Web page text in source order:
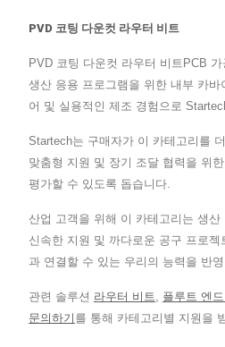
PVD 코팅 다운컷 라우터 비트
PVD 코팅 다운컷 라우터 비트PCB
생산 응용 프로그램을 위한 내부 카
어 및 실용적인 제조 경험으로
Startech는 구매자가 이 카테고리를
맞춤형 지원 및 장기 조달 협력을 위
평가할 수 있도록 돕습니다.
산업 고객을 위해 이 카테고리는 생산
신속한 지원 및 까다로운 공구 프로
과 연결할 수 있는 우리의 능력을 반영
관련 솔루션 라우터 비트 플루트 엔드
문의하기 를 통해 카테고리별 지원을